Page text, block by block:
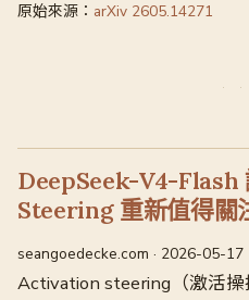
原始來源： arXiv 2605.14271
DeepSeek-V4-
Steering 重新值得關
seangoedecke.com · 2026-05-17
Activation steering（激活